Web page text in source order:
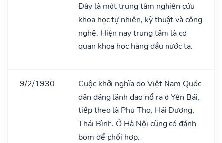
Đây là một trung tâm nghiên cứu
khoa học tự nhiên, kỹ thuật và công
nghệ. Hiện nay trung tâm là cơ
quan khoa học hàng đầu nước ta.
9/2/1930
Cuộc khởi nghĩa do Việt Nam Quốc
dân đảng lãnh đạo nổ ra ở Yên Bái,
tiếp theo là Phú Thọ, Hải Dương,
Thái Bình. Ở Hà Nội cũng có đánh
bom để phối hợp.